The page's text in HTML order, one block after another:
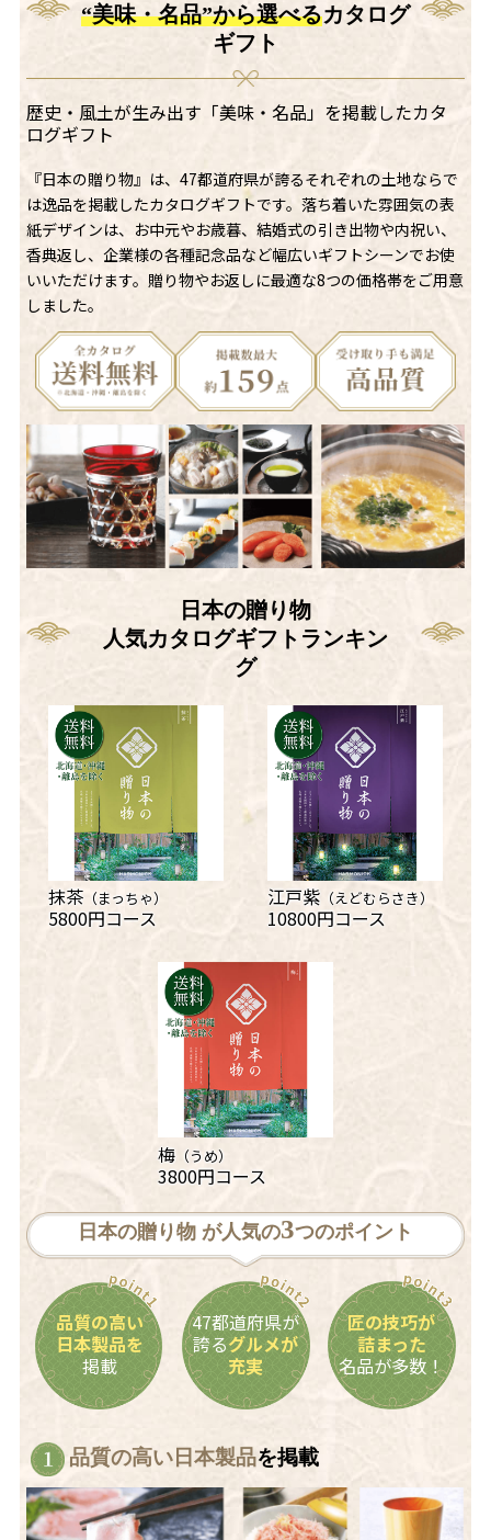
“美味・名品”から選べるカタログ
ギフト
歴史・風土が生み出す「美味・名品」を掲載したカタ
ログギフト
『日本の贈り物』は、47都道府県が誇るそれぞれの土地ならで
は逸品を掲載したカタログギフトです。落ち着いた雰囲気の表
紙デザインは、お中元やお歳暮、結婚式の引き出物や内祝い、
香典返し、企業様の各種記念品など幅広いギフトシーンでお使
いいただけます。贈り物やお返しに最適な8つの価格帯をご用意
しました。
日本の贈り物
人気カタログギフトランキン
グ
抹茶 （まっちゃ）
5800円コース
江戸紫 （えどむらさき）
10800円コース
梅 （うめ）
3800円コース
日本の贈り物 が人気の3つのポイント
point1
品質の高い
日本製品を
掲載
point2
47都道府県が
誇るグルメが
充実
point3
匠の技巧が
詰まった
名品が多数！
1
品質の高い日本製品を掲載